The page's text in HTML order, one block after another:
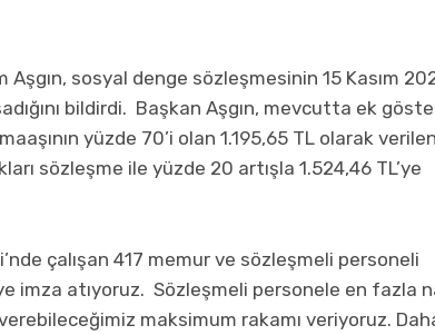
Aşgın, sosyal denge sözleşmesinin 15 Kasım
bildirdi. Başkan Aşgın, mevcutta ek
yüzde 70’i olan 1.195,65 TL olarak verilen
sözleşme ile yüzde 20 artışla 1.524,46 TL’ye
çalışan 417 memur ve sözleşmeli personeli
imza atıyoruz. Sözleşmeli personele en fazla
maksimum rakamı veriyoruz.